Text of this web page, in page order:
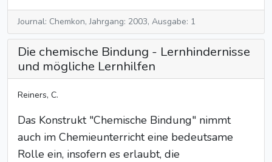
Journal: Chemkon, Jahrgang: 2003, Ausgabe: 1
Die chemische Bindung - Lernhindernisse
und mögliche Lernhilfen
Reiners, C.
Das Konstrukt "Chemische Bindung" nimmt
auch im Chemieunterricht eine bedeutsame
Rolle ein, insofern es erlaubt, die